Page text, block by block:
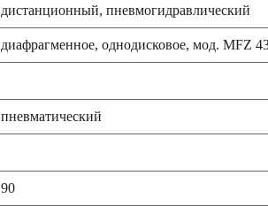
дистанционный, пневмогидравлический
диафрагменное, однодисковое, мод. MFZ
пневматический
90